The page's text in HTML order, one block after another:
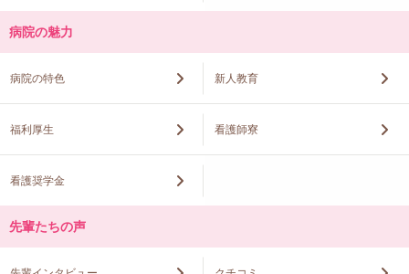
病院の魅力
病院の特色 新人教育
福利厚生 看護師寮
看護奨学金
先輩たちの声